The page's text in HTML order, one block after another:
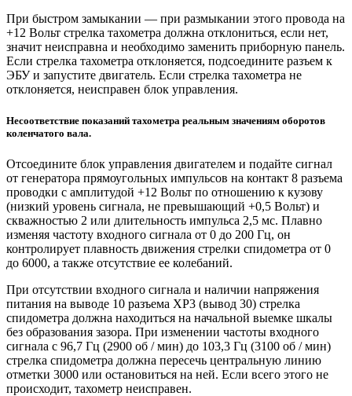
При быстром замыкании — при размыкании этого провода на
+12 Вольт стрелка тахометра должна отклониться, если нет,
значит неисправна и необходимо заменить приборную панель.
Если стрелка тахометра отклоняется, подсоедините разъем к
ЭБУ и запустите двигатель. Если стрелка тахометра не
отклоняется, неисправен блок управления.
Несоответствие показаний тахометра реальным значениям оборотов
коленчатого вала.
Отсоедините блок управления двигателем и подайте сигнал
от генератора прямоугольных импульсов на контакт 8 разъема
проводки с амплитудой +12 Вольт по отношению к кузову
(низкий уровень сигнала, не превышающий +0,5 Вольт) и
скважностью 2 или длительность импульса 2,5 мс. Плавно
изменяя частоту входного сигнала от 0 до 200 Гц, он
контролирует плавность движения стрелки спидометра от 0
до 6000, а также отсутствие ее колебаний.
При отсутствии входного сигнала и наличии напряжения
питания на выводе 10 разъема XP3 (вывод 30) стрелка
спидометра должна находиться на начальной выемке шкалы
без образования зазора. При изменении частоты входного
сигнала с 96,7 Гц (2900 об / мин) до 103,3 Гц (3100 об / мин)
стрелка спидометра должна пересечь центральную линию
отметки 3000 или остановиться на ней. Если всего этого не
происходит, тахометр неисправен.